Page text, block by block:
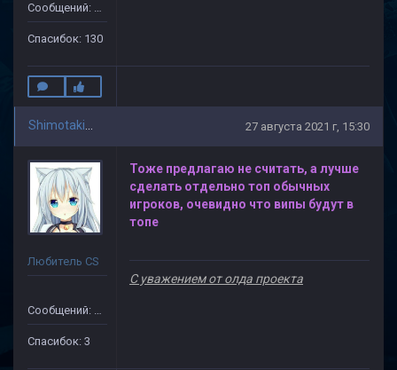
Сообщений: 632
Спасибок: 130
27 августа 2021 г, 15:30
Любитель CS
Сообщений: 38
Спасибок: 3
Тоже предлагаю не считать, а лучше
сделать отдельно топ обычных
игроков, очевидно что випы будут в
топе
С уважением от олда проекта